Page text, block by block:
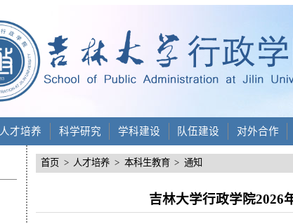
人才培养 科学研究 学科建设 队伍建设 对外合作
首页 > 人才培养 > 本科生教育 > 通知
吉林大学行政学院2026